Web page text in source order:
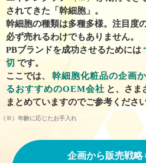
されてきた「幹細胞」。
幹細胞の種類は多種多様。注目度
必ず売れるわけでもありません。
PBブランドを成功させるためには
切です。
ここでは、
幹細胞化粧品の企画
るおすすめのOEM会社 と、
さま
まとめていますのでご参考ください
（※）年齢に応じたお手入れ
企画から販売戦略